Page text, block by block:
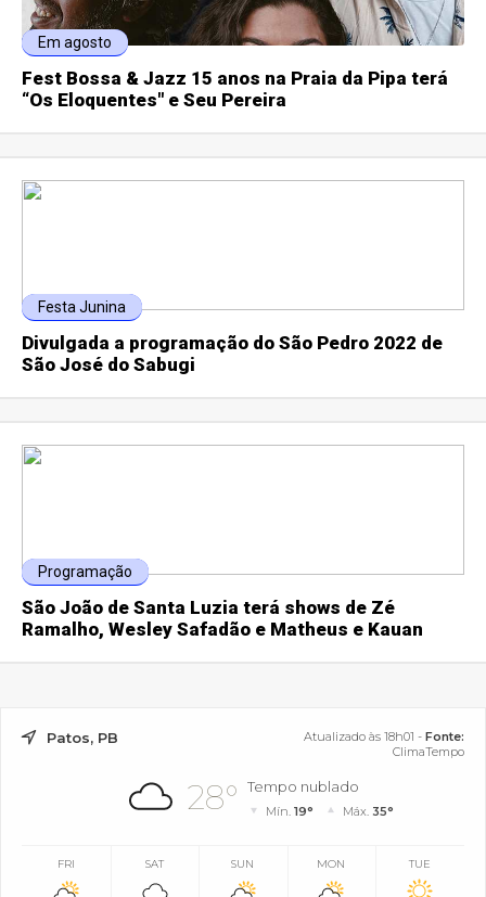
Em agosto
Fest Bossa & Jazz 15 anos na Praia da Pipa terá
“Os Eloquentes" e Seu Pereira
Festa Junina
Divulgada a programação do São Pedro 2022 de
São José do Sabugi
Programação
São João de Santa Luzia terá shows de Zé
Ramalho, Wesley Safadão e Matheus e Kauan
Patos, PB Atualizado às 18h01 - Fonte:
ClimaTempo
28° Tempo nublado
Mín.19° Máx. 35°
FRI SAT SUN MON TUE